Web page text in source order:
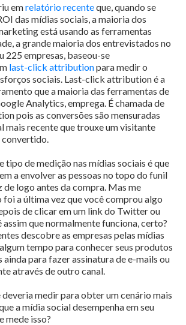
emrelatório recenteque, quando se
das mídias sociais, a maioria dos
está usando as ferramentas
a grande maioria dos entrevistados no
225 empresas, baseou-se
last-click attributionpara medir o
sociais. Last-click attribution é a
que a maioria das ferramentas de
Analytics, emprega. É chamada de
pois as conversões são mensuradas
mais recente que trouxe um visitante
convertido.
tipo de medição nas mídias sociais é que
a envolver as pessoas no topo do funil
de logo antes da compra. Mas me
foi a última vez que você comprou algo
de clicar em um link do Twitter ou
assim que normalmente funciona, certo?
descobre as empresas pelas mídias
tempo para conhecer seus produtos
ainda para fazer assinatura de e-mails ou
através de outro canal.
deveria medir para obter um cenário mais
a mídia social desempenha em seu
mede isso?